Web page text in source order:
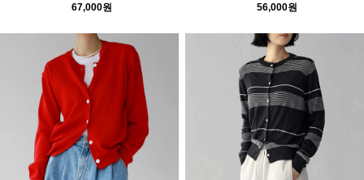
67,000원
56,000원